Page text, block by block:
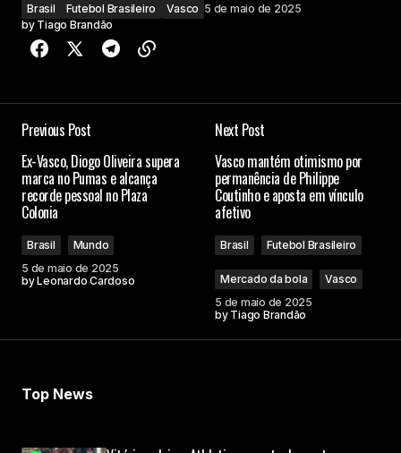
Brasil Futebol Brasileiro Vasco 5 de maio de 2025
by Tiago Brandão
Previous Post
Ex-Vasco, Diogo Oliveira supera
marca no Pumas e alcança
recorde pessoal no Plaza
Colonia
Brasil
Mundo
5 de maio de 2025
byLeonardo Cardoso
Next Post
Vasco mantém otimismo por
permanência de Philippe
Coutinho e aposta em vínculo
afetivo
Brasil Futebol Brasileiro
Mercado da bola
Vasco
5 de maio de 2025
by Tiago Brandão
Top News